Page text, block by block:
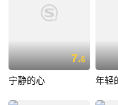
7.6
宁静的心 年轻